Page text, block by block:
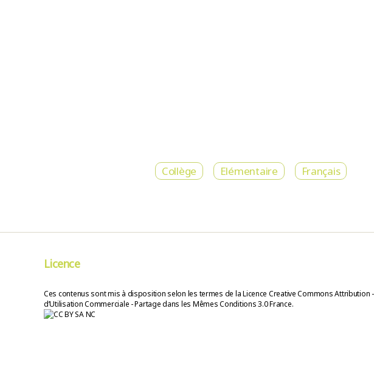
Collège Elémentaire Français
Licence
Ces contenus sont mis à disposition selon les termes de la Licence Creative Commons Attribution
d’Utilisation Commerciale - Partage dans les Mêmes Conditions 3.0 France.